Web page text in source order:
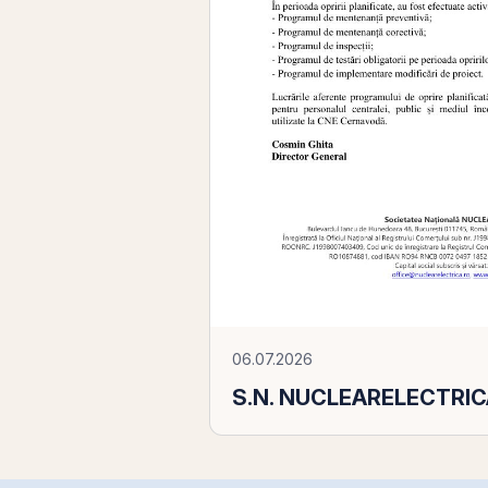
06.07.2026
S.N.